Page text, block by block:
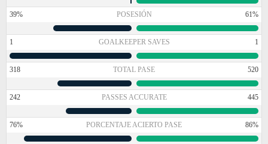
39% POSESIÓN 61%
1 GOALKEEPER SAVES 1
318 TOTAL PASE 520
242 PASSES ACCURATE 445
76% PORCENTAJE ACIERTO PASE 86%